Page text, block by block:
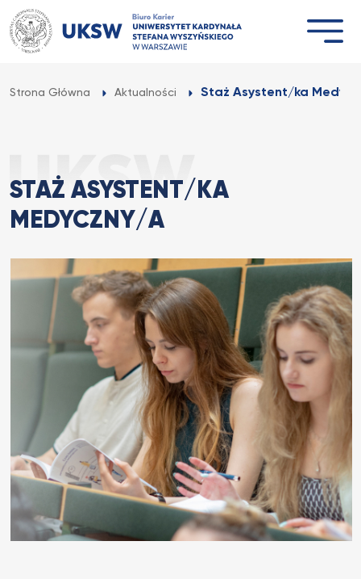
Przejdź
do
treści
Strona Główna Aktualności Staż Asystent/ka
STAŻ ASYSTENT/KA
MEDYCZNY/A